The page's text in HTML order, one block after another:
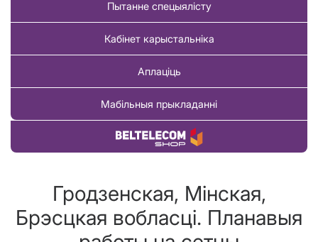
Пытанне спецыялісту
Кабінет карыстальніка
Аплаціць
Мабільныя прыкладанні
Купіць тавар
Гродзенская, Мінская,
Брэсцкая вобласці. Планавыя